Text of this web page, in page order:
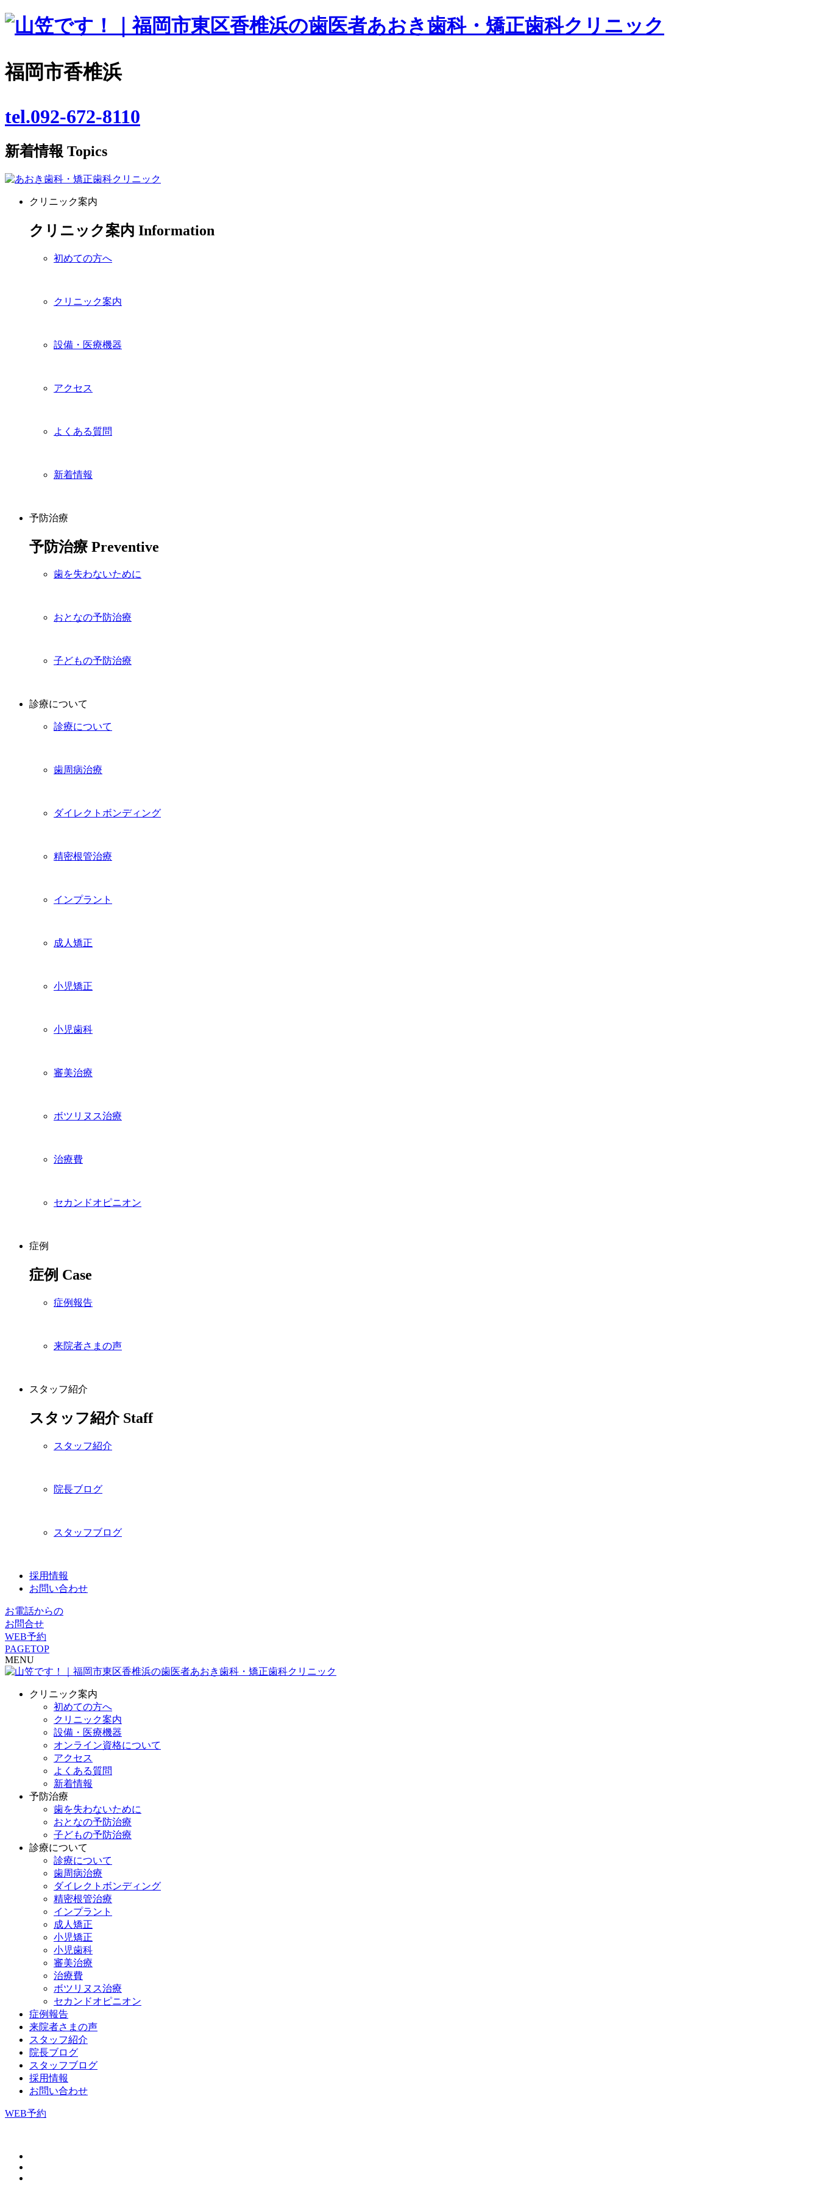
福岡市香椎浜
tel.092-672-8110
新着情報 Topics
クリニック案内
クリニック案内 Information
初めての方へ
クリニック案内
設備・医療機器
アクセス
よくある質問
新着情報
予防治療
予防治療 Preventive
歯を失わないために
おとなの予防治療
子どもの予防治療
診療について
診療について
歯周病治療
ダイレクトボンディング
精密根管治療
インプラント
成人矯正
小児矯正
小児歯科
審美治療
ボツリヌス治療
治療費
セカンドオピニオン
症例
症例 Case
症例報告
来院者さまの声
スタッフ紹介
スタッフ紹介 Staff
スタッフ紹介
院長ブログ
スタッフブログ
採用情報
お問い合わせ
お電話からの
お問合せ
WEB予約
PAGETOP
MENU
クリニック案内
初めての方へ
クリニック案内
設備・医療機器
オンライン資格について
アクセス
よくある質問
新着情報
予防治療
歯を失わないために
おとなの予防治療
子どもの予防治療
診療について
診療について
歯周病治療
ダイレクトボンディング
精密根管治療
インプラント
成人矯正
小児矯正
小児歯科
審美治療
治療費
ボツリヌス治療
セカンドオピニオン
症例報告
来院者さまの声
スタッフ紹介
院長ブログ
スタッフブログ
採用情報
お問い合わせ
WEB予約